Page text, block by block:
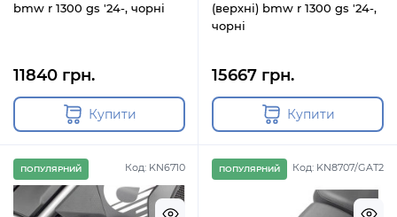
bmw r 1300 gs '24-, чорні
11840 грн.
Купити
(верхні) bmw r 1300 gs '24-,
чорні
15667 грн.
Купити
Код: KN6710
ПОПУЛЯРНИЙ Код: KN8707/GAT2
ПОПУЛЯРНИЙ